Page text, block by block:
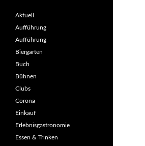
Aktuell
Aufführung
Aufführung
Biergarten
Buch
Bühnen
Clubs
Corona
Einkauf
Erlebnisgastronomie
Essen & Trinken